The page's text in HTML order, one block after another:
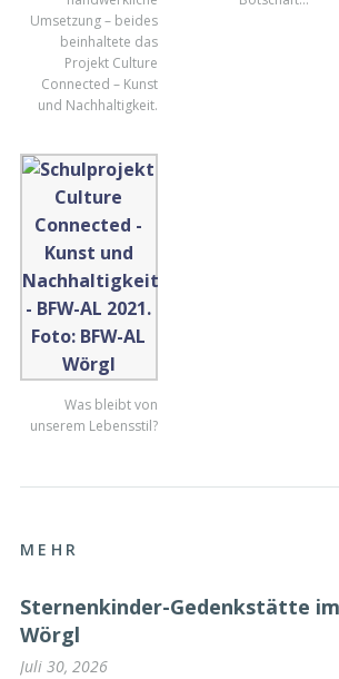
Umsetzung – beides
beinhaltete das
Projekt Culture
Connected – Kunst
und Nachhaltigkeit.
Was bleibt von
unserem Lebensstil?
MEHR
Sternenkinder-Gedenkstätte
Wörgl
Juli 30, 2026